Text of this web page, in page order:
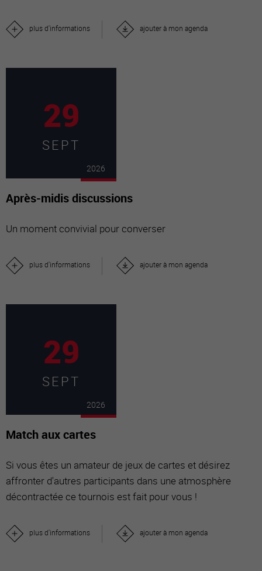
plus d'informations ajouter à mon agenda
29
SEPT
2026
Après-midis discussions
Un moment convivial pour converser
plus d'informations ajouter à mon agenda
29
SEPT
2026
Match aux cartes
Si vous êtes un amateur de jeux de cartes et désirez
affronter d'autres participants dans une atmosphère
décontractée ce tournois est fait pour vous !
plus d'informations ajouter à mon agenda